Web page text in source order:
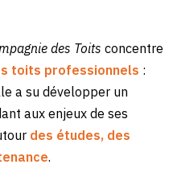
des Toits concentre
toits professionnels :
a su développer un
aux enjeux de ses
des études, des
.